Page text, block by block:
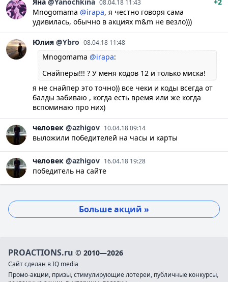
08.04.18 11:43
Mnogomama @irapa, я честно говоря сама
удивилась, обычно в акциях m&m не везло)))
Юлия @Ybro 08.04.18 11:48
Mnogomama @irapa:
Снайперы!!! ? У меня кодов 12 и только миска!
я не снайпер это точно)) все чеки и коды всегда от
балды забиваю , когда есть время или же когда
вспоминаю про них)
человек @azhigov 10.04.18 09:14
выложили победителей на часы и карты
человек @azhigov 16.04.18 19:28
победитель на сайте
Больше акций »
PROACTIONS.ru © 2010—2026
Сайт сделан в IQ media
Промо-акции, призы, стимулирующие лотереи, публичные конкурсы,